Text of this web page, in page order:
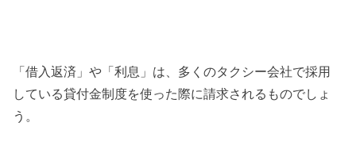
「借入返済」や「利息」は、多くのタクシー会社で採用
している貸付金制度を使った際に請求されるものでしょ
う。